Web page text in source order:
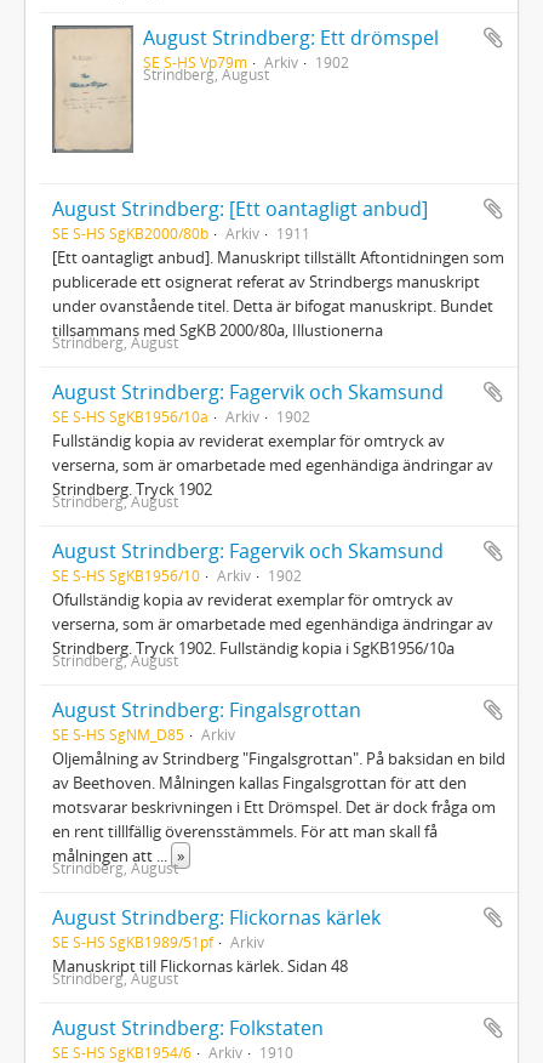
August Strindberg: Ett drömspel
SE S-HS Vp79m Arkiv 1902
Strindberg, August
August Strindberg: [Ett oantagligt anbud]
SE S-HS SgKB2000/80b Arkiv 1911
[Ett oantagligt anbud]. Manuskript tillställt Aftontidningen som
publicerade ett osignerat referat av Strindbergs manuskript
under ovanstående titel. Detta är bifogat manuskript. Bundet
tillsammans med SgKB 2000/80a, Illustionerna
Strindberg, August
August Strindberg: Fagervik och Skamsund
SE S-HS SgKB1956/10a Arkiv 1902
Fullständig kopia av reviderat exemplar för omtryck av
verserna, som är omarbetade med egenhändiga ändringar av
Strindberg. Tryck 1902
Strindberg, August
August Strindberg: Fagervik och Skamsund
SE S-HS SgKB1956/10 Arkiv 1902
Ofullständig kopia av reviderat exemplar för omtryck av
verserna, som är omarbetade med egenhändiga ändringar av
Strindberg. Tryck 1902. Fullständig kopia i SgKB1956/10a
Strindberg, August
August Strindberg: Fingalsgrottan
SE S-HS SgNM_D85 Arkiv
Oljemålning av Strindberg "Fingalsgrottan". På baksidan en bild
av Beethoven. Målningen kallas Fingalsgrottan för att den
motsvarar beskrivningen i Ett Drömspel. Det är dock fråga om
en rent tilllfällig överensstämmels. För att man skall få
målningen att
»
Strindberg, August
August Strindberg: Flickornas kärlek
SE S-HS SgKB1989/51pf Arkiv
Manuskript till Flickornas kärlek. Sidan 48
Strindberg, August
August Strindberg: Folkstaten
SE S-HS SgKB1954/6 Arkiv 1910